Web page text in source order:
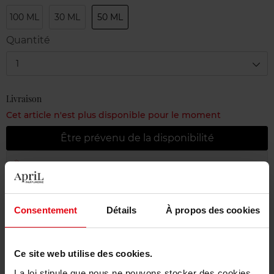
Consentement Détails À propos des cookies
Ce site web utilise des cookies.
100 ML 30 ML 50 ML
Quantité
1
Livraison
Cet article n'est plus disponible pour le moment
Être prévenu de la disponibilité
Livraison gratuite à partir de 55€
Retour gratuit dans votre magasin
Emballage cadeau offert